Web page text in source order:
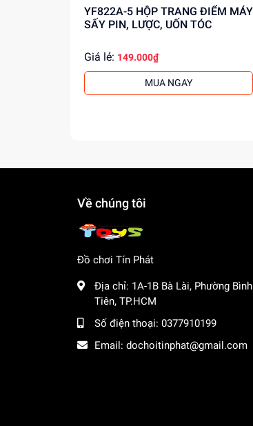
YF822A-5 HỘP TRANG ĐIỂM MÁY
SẤY PIN, LƯỢC, UỐN TÓC
Giá lẻ: 149.000₫
MUA NGAY
Về chúng tôi
Đồ chơi Tín Phát
Địa chỉ: 1A-1B Bà Lài, Phường Bình
Tiên, TP.HCM
Số điện thoại: 0377910199
Email: dochoitinphat@gmail.com